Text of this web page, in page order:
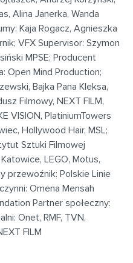
Alina Janerka, Wanda
Kaja Rogacz, Agnieszka
VFX Supervisor: Szymon
MPSE; Producent
Open Mind Production;
Bajka Pana Kleksa,
Filmowy, NEXT FILM,
VISION, PlatiniumTowers
Hollywood Hair, MSL;
Sztuki Filmowej
LEGO, Motus,
przewoźnik: Polskie Linie
Omena Mensah
Partner społeczny:
Onet, RMF, TVN,
FILM